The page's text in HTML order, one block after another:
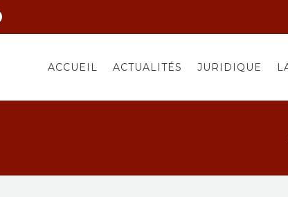
ACCUEIL ACTUALITÉS JURIDIQUE